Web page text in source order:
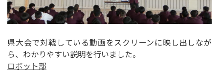
県大会で対戦している動画をスクリーンに映し出しなが
ら、わかりやすい説明を行いました。
ロボット部